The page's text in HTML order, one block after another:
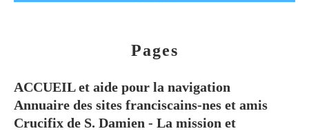
Pages
ACCUEIL et aide pour la navigation
Annuaire des sites franciscains-nes et amis
Crucifix de S. Damien - La mission et